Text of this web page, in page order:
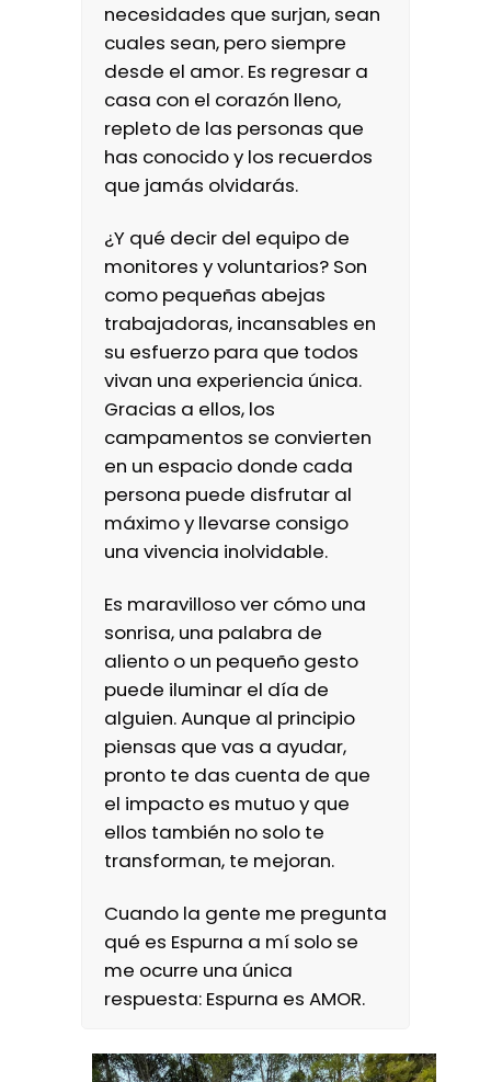
necesidades que surjan, sean
cuales sean, pero siempre
desde el amor. Es regresar a
casa con el corazón lleno,
repleto de las personas que
has conocido y los recuerdos
que jamás olvidarás.
¿Y qué decir del equipo de
monitores y voluntarios? Son
como pequeñas abejas
trabajadoras, incansables en
su esfuerzo para que todos
vivan una experiencia única.
Gracias a ellos, los
campamentos se convierten
en un espacio donde cada
persona puede disfrutar al
máximo y llevarse consigo
una vivencia inolvidable.
Es maravilloso ver cómo una
sonrisa, una palabra de
aliento o un pequeño gesto
puede iluminar el día de
alguien. Aunque al principio
piensas que vas a ayudar,
pronto te das cuenta de que
el impacto es mutuo y que
ellos también no solo te
transforman, te mejoran.
Cuando la gente me pregunta
qué es Espurna a mí solo se
me ocurre una única
respuesta: Espurna es AMOR.